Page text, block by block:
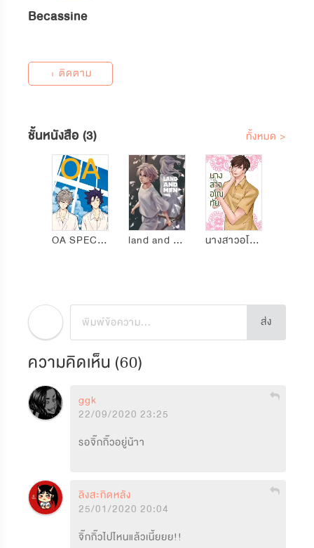
Becassine
+ ติดตาม
ชั้นหนังสือ (3) ทั้งหมด >
OA SPECIAL land and men นางสาวอโณทัย
ส่ง
ความคิดเห็น (60)
ggk
22/09/2020 23:25
รอจิ๊กกิ๊วอยู่​น้าา
ลิงสะกิดหลัง
25/01/2020 20:04
จิ๊กกิ๊วไปไหนแล้วเนี้ยยย!!